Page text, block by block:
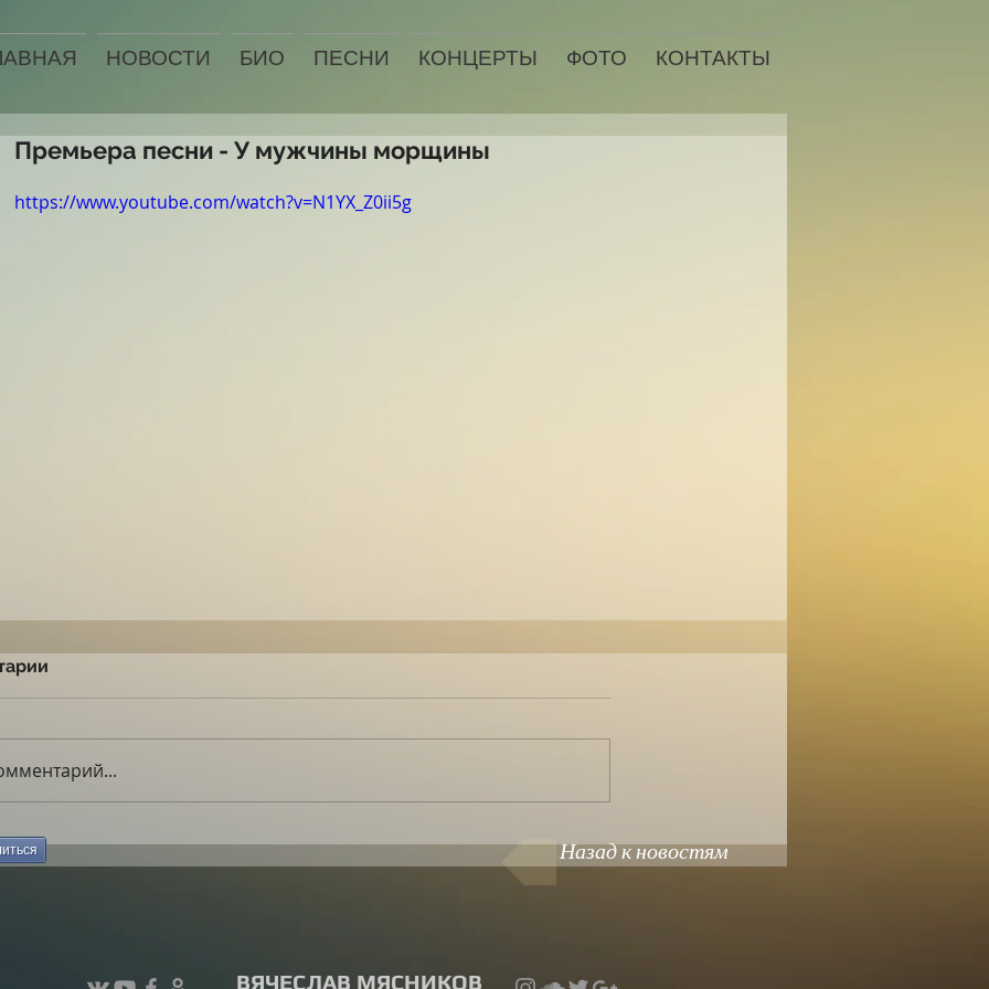
Премьера песни - У мужчины морщины
https://www.youtube.com/watch?v=N1YX_Z0ii5g
Назад к новостям
НОВОСТИ БИО ПЕСНИ КОНЦЕРТЫ ФОТО КОНТАКТЫ
ВЯЧЕСЛАВ МЯСНИКОВ